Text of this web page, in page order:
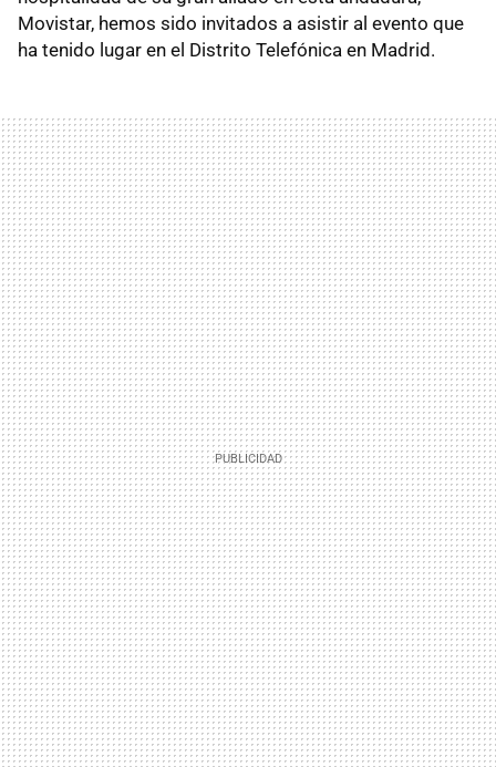
Movistar, hemos sido invitados a asistir al evento que
ha tenido lugar en el Distrito Telefónica en Madrid.